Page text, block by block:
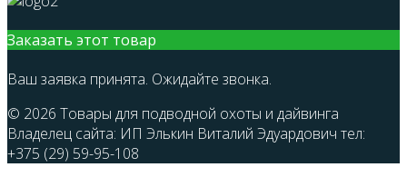
Заказать этот товар
Ваш заявка принята. Ожидайте звонка.
© 2026 Товары для подводной охоты и дайвинга
Владелец сайта: ИП Элькин Виталий Эдуардович тел:
+375 (29) 59-95-108